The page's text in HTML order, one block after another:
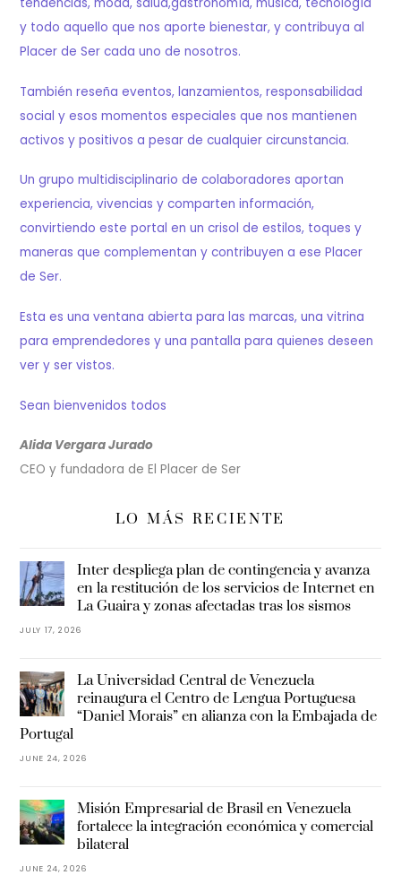
y todo aquello que nos aporte bienestar, y contribuya al
Placer de Ser cada uno de nosotros.
También reseña eventos, lanzamientos, responsabilidad
social y esos momentos especiales que nos mantienen
activos y positivos a pesar de cualquier circunstancia.
Un grupo multidisciplinario de colaboradores aportan
experiencia, vivencias y comparten información,
convirtiendo este portal en un crisol de estilos, toques y
maneras que complementan y contribuyen a ese Placer
de Ser.
Esta es una ventana abierta para las marcas, una vitrina
para emprendedores y una pantalla para quienes deseen
ver y ser vistos.
Sean bienvenidos todos
Alida Vergara Jurado
CEO y fundadora de El Placer de Ser
LO MÁS RECIENTE
Inter despliega plan de contingencia y avanza
en la restitución de los servicios de Internet en
La Guaira y zonas afectadas tras los sismos
JULY 17, 2026
La Universidad Central de Venezuela
reinaugura el Centro de Lengua Portuguesa
“Daniel Morais” en alianza con la Embajada de
Portugal
JUNE 24, 2026
Misión Empresarial de Brasil en Venezuela
fortalece la integración económica y comercial
bilateral
JUNE 24, 2026